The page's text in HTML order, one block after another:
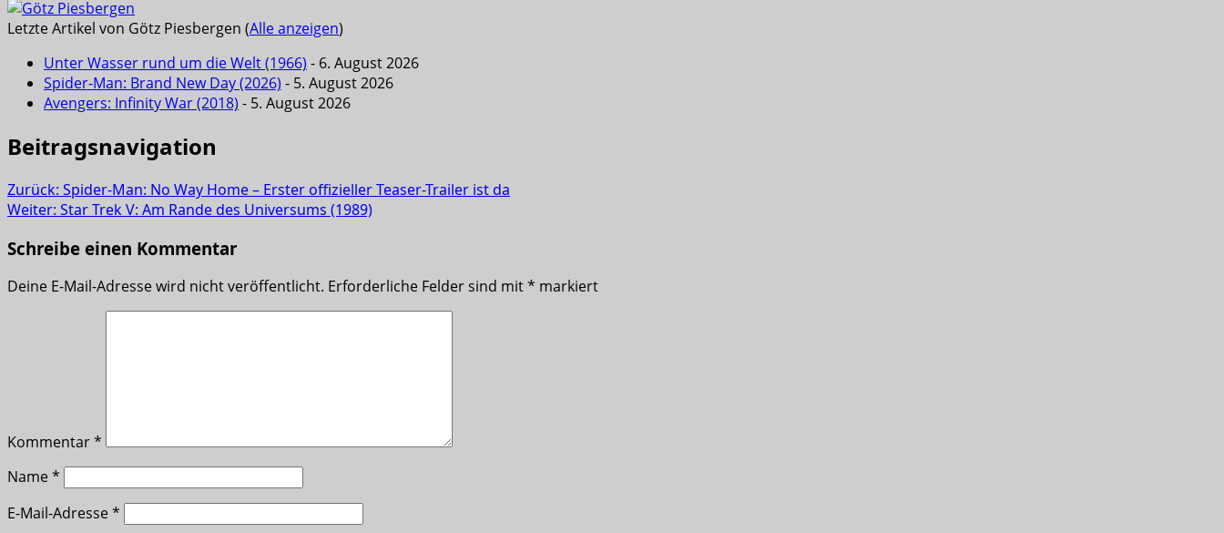
Letzte Artikel von Götz Piesbergen (Alle anzeigen)
Unter Wasser rund um die Welt (1966) - 6. August 2026
Spider-Man: Brand New Day (2026) - 5. August 2026
Avengers: Infinity War (2018) - 5. August 2026
Beitragsnavigation
Zurück: Spider-Man: No Way Home – Erster offizieller Teaser-Trailer ist da
Weiter: Star Trek V: Am Rande des Universums (1989)
Schreibe einen Kommentar
Deine E-Mail-Adresse wird nicht veröffentlicht. Erforderliche Felder sind mit* markiert
Kommentar*
Name*
E-Mail-Adresse*